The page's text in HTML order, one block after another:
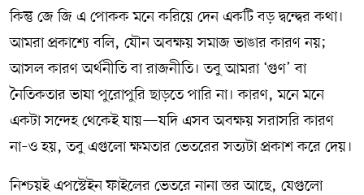
কিন্তু জে জি এ পোকক মনে করিয়ে দেন একটি বড় দ্বন্দ্বের কথা।
আমরা প্রকাশ্যে বলি, যৌন অবক্ষয় সমাজ ভাঙার কারণ নয়;
আসল কারণ অর্থনীতি বা রাজনীতি। তবু আমরা ‘গুণ’ বা
নৈতিকতার ভাষা পুরোপুরি ছাড়তে পারি না। কারণ, মনে মনে
একটা সন্দেহ থেকেই যায়—যদি এসব অবক্ষয় সরাসরি কারণ
না–ও হয়, তবু এগুলো ক্ষমতার ভেতরের সত্যটা প্রকাশ করে দেয়।
নিশ্চয়ই এপস্টেইন ফাইলের ভেতরে নানা স্তর আছে, যেগুলো